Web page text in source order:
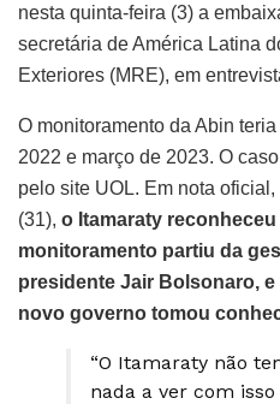
nesta quinta-feira (3) a
secretária de América Latina
Exteriores (MRE), em
O monitoramento da Abin
2022 e março de 2023. O
pelo site UOL. Em nota
(31), o Itamaraty
monitoramento partiu da
presidente Jair Bolsonaro,
novo governo tomou
“O Itamaraty não
nada a ver com